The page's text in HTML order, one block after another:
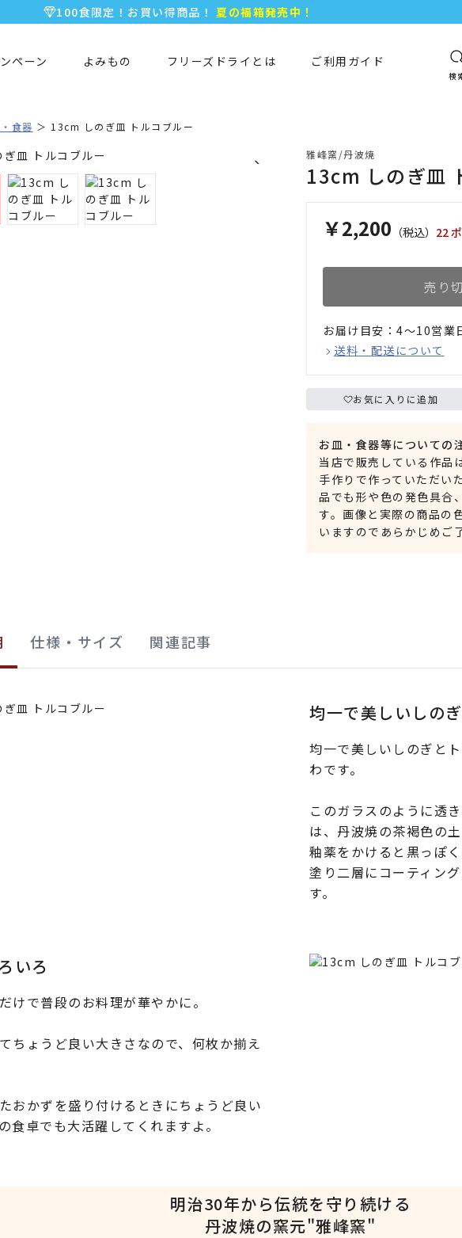
100食限定！お買い得商品！ 夏の福箱発売中！
新規会員登録で今すぐ使える 500ポイント プレゼント！
ペーン よみもの フリーズドライとは ご利用ガイド
検
食器 13cm しのぎ皿 トルコブルー
雅峰窯/丹波焼
13cm しのぎ皿
￥2,200 （税込） 22
売り
お届け目安：4〜10営業
送料・配送について
お気に入りに追加
お皿・食器等についての
当店で販売している作品
手作りで作っていただい
品でも形や色の発色具合
す。画像と実際の商品の
いますのであらかじめご
仕様・サイズ 関連記事
均一で美しいしの
均一で美しいしのぎと
わです。
このガラスのように透
は、丹波焼の茶褐色の
釉薬をかけると黒っぽ
塗り二層にコーティン
す。
いろ
けで普段のお料理が華やかに。
ちょうど良い大きさなので、何枚か揃え
おかずを盛り付けるときにちょうど良い
食卓でも大活躍してくれますよ。
明治30年から伝統を守り続ける
丹波焼の窯元"雅峰窯"